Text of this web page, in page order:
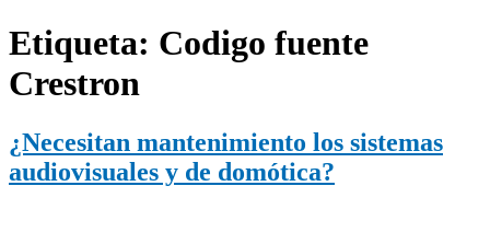
Etiqueta: Codigo fuente
Crestron
¿Necesitan mantenimiento los sistemas
audiovisuales y de domótica?